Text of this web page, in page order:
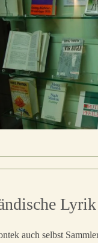
auch selbst